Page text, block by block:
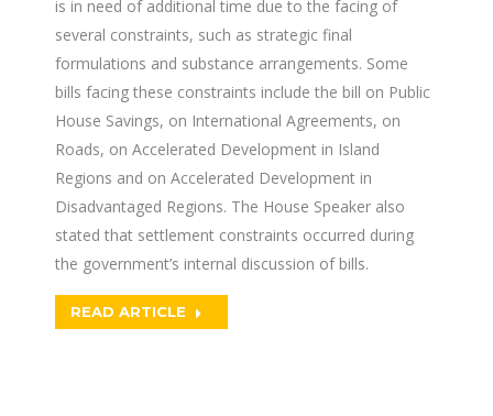
is in need of additional time due to the facing of
several constraints, such as strategic final
formulations and substance arrangements. Some
bills facing these constraints include the bill on Public
House Savings, on International Agreements, on
Roads, on Accelerated Development in Island
Regions and on Accelerated Development in
Disadvantaged Regions. The House Speaker also
stated that settlement constraints occurred during
the government’s internal discussion of bills.
READ ARTICLE